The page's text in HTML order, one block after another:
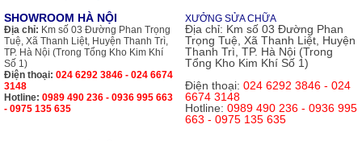
SHOWROOM HÀ NỘI
Địa chỉ: Km số 03 Đường Phan Trọng
Tuệ, Xã Thanh Liệt, Huyện Thanh Trì,
TP. Hà Nội (Trong Tổng Kho Kim Khí
Số 1)
Điện thoại: 024 6292 3846 - 024 6674
3148
Hotline: 0989 490 236 - 0936 995 663
- 0975 135 635
XƯỞNG SỬA CHỮA
Địa chỉ: Km số 03 Đường Phan
Trọng Tuệ, Xã Thanh Liệt, Huyện
Thanh Trì, TP. Hà Nội (Trong
Tổng Kho Kim Khí Số 1)
Điện thoại: 024 6292 3846 - 024
6674 3148
Hotline: 0989 490 236 - 0936 995
663 - 0975 135 635